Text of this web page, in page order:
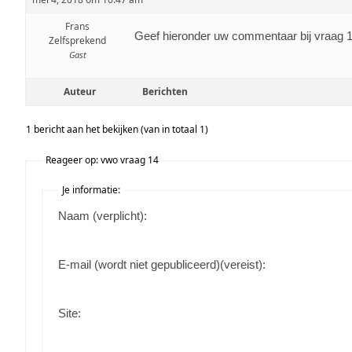
Frans
Zelfsprekend
Gast
Geef hieronder uw commentaar bij vraag
Auteur Berichten
1 bericht aan het bekijken (van in totaal 1)
Reageer op: vwo vraag 14
Je informatie:
Naam (verplicht):
E-mail (wordt niet gepubliceerd)(vereist):
Site: